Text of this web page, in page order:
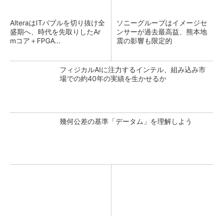
AlteraはITバブルを切り抜け全
盛期へ、時代を先取りしたAr
mコア＋FPGA...
ソニーグループはイメージセ
ンサーが過去最高益、熊本地
震の影響も限定的
フィジカルAIに注力するインテル、組み込み市
場での約40年の実績を生かせるか
幾何公差の基準「データム」を理解しよう